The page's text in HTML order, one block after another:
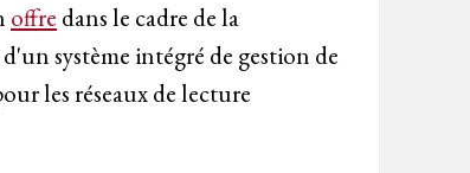
offre dans le cadre de la
système intégré de gestion de
les réseaux de lecture